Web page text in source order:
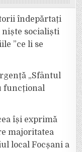
îndepărtați
niște socialiști
”ce li se
„Sfântul
funcțional
își exprimă
majoritatea
local Focșani a